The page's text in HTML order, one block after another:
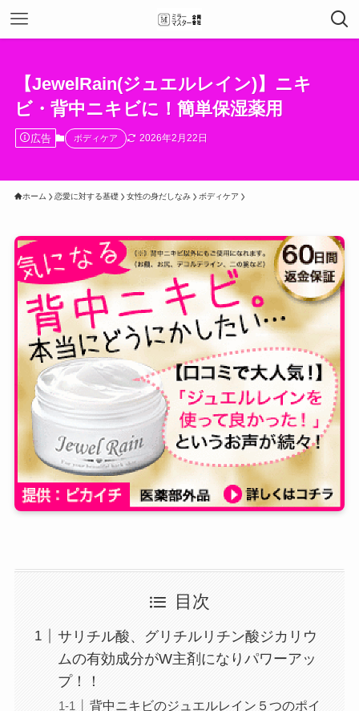
【JewelRain(ジュエルレイン)】ニキ
ビ・背中ニキビに！簡単保湿薬用
広告 ボディケア 2026年2月22日
ホーム 恋愛に対する基礎 女性の身だしなみ ボディケア
目次
サリチル酸、グリチルリチン酸ジカリウ
ムの有効成分がW主剤になりパワーアッ
プ！！
背中ニキビのジュエルレイン５つのポイ